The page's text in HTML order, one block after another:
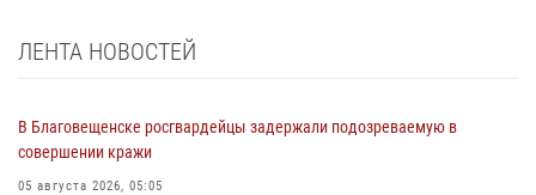
ЛЕНТА НОВОСТЕЙ
В Благовещенске росгвардейцы задержали подозреваемую в
совершении кражи
05 августа 2026, 05:05